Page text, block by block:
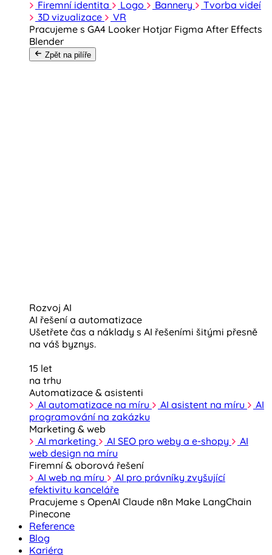
Firemní identita Logo Bannery
Tvorba videí
3D vizualizace
VR
Pracujeme s GA4 Looker Hotjar Figma After Effects
Blender
Zpět na pilíře
Rozvoj AI
AI řešení a automatizace
Ušetřete čas a náklady s AI řešeními šitými přesně
na váš byznys.
15 let
na trhu
Automatizace & asistenti
AI automatizace na míru
AI asistent na míru
AI
programování na zakázku
Marketing & web
AI marketing
AI SEO pro weby a e-shopy
AI
web design na míru
Firemní & oborová řešení
AI web na míru
AI pro právníky zvyšující
efektivitu kanceláře
Pracujeme s OpenAI Claude n8n Make LangChain
Pinecone
Reference
Blog
Kariéra